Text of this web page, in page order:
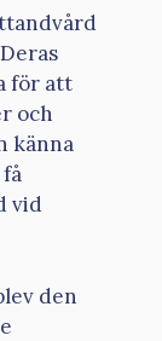
för att
och
känna
vid
den